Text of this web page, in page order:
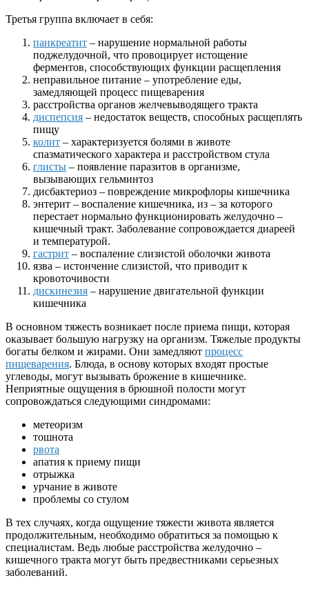
Третья группа включает в себя:
панкреатит – нарушение нормальной работы
поджелудочной, что провоцирует истощение
ферментов, способствующих функции расщепления
неправильное питание – употребление еды,
замедляющей процесс пищеварения
расстройства органов желчевыводящего тракта
диспепсия – недостаток веществ, способных расщеплять
пищу
колит – характеризуется болями в животе
спазматического характера и расстройством стула
глисты – появление паразитов в организме,
вызывающих гельминтоз
дисбактериоз – повреждение микрофлоры кишечника
энтерит – воспаление кишечника, из – за которого
перестает нормально функционировать желудочно –
кишечный тракт. Заболевание сопровождается диареей
и температурой.
гастрит – воспаление слизистой оболочки живота
язва – истончение слизистой, что приводит к
кровоточивости
дискинезия – нарушение двигательной функции
кишечника
В основном тяжесть возникает после приема пищи, которая
оказывает большую нагрузку на организм. Тяжелые продукты
богаты белком и жирами. Они замедляют процесс
пищеварения. Блюда, в основу которых входят простые
углеводы, могут вызывать брожение в кишечнике.
Неприятные ощущения в брюшной полости могут
сопровождаться следующими синдромами:
метеоризм
тошнота
рвота
апатия к приему пищи
отрыжка
урчание в животе
проблемы со стулом
В тех случаях, когда ощущение тяжести живота является
продолжительным, необходимо обратиться за помощью к
специалистам. Ведь любые расстройства желудочно –
кишечного тракта могут быть предвестниками серьезных
заболеваний.